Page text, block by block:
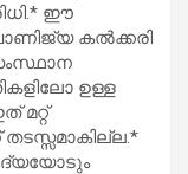
ഈ
കൽക്കരി
ഉള്ള
മറ്റ്